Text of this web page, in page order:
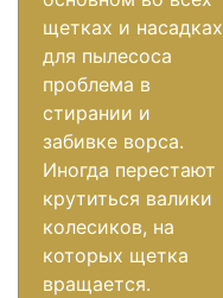
щетках и насадках
для пылесоса
проблема в
стирании и
забивке ворса.
Иногда перестают
крутиться валики
колесиков, на
которых щетка
вращается.